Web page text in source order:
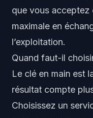
que vous acceptez
maximale en
l’exploitation.
Quand faut-il
Le clé en main est
résultat compte
Choisissez un